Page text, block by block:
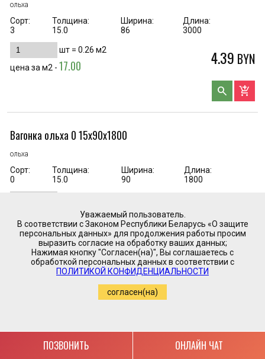
Уважаемый пользователь.
В соответствии с Законом Республики Беларусь «О защите
персональных данных» для продолжения работы просим
выразить согласие на обработку ваших данных;
Нажимая кнопку "Согласен(на)", Вы соглашаетесь с
обработкой персональных данных в соответствии с
ПОЛИТИКОЙ КОНФИДЕНЦИАЛЬНОСТИ
согласен(на)
ПОЗВОНИТЬ ОНЛАЙН ЧАТ
ольха
Сорт:
3
Толщина:
15.0
Ширина:
86
Длина:
3000
шт = 0.26 м2
цена за м2 - 17.00 4.39 BYN
search add_shopping_cart
Вагонка ольха 0 15х90х1800
ольха
Сорт:
0
Толщина:
15.0
Ширина:
90
Длина:
1800
56.90
search add_shopping_cart
Вагонка ольха AB 15х90х1800
шт =0.16